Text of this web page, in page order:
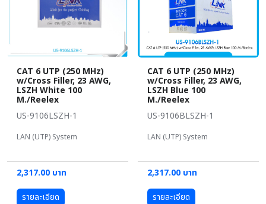
CAT 6 UTP (250 MHz)
w/Cross Filler, 23 AWG,
LSZH White 100
M./Reelex
US-9106LSZH-1
LAN (UTP) System
2,317.00 บาท
รายละเอียด
CAT 6 UTP (250 MHz)
w/Cross Filler, 23 AWG,
LSZH Blue 100
M./Reelex
US-9106BLSZH-1
LAN (UTP) System
2,317.00 บาท
รายละเอียด